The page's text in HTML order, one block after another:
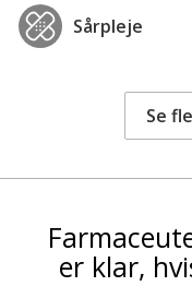
Sårpleje
Se
er klar,